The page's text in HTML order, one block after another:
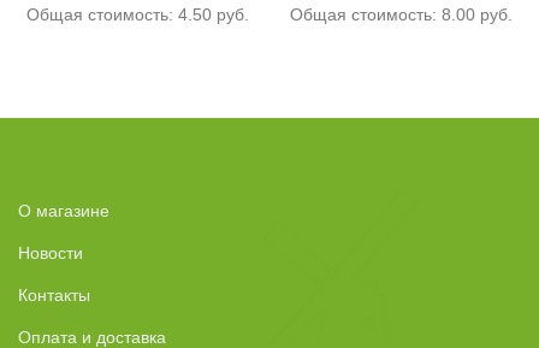
Общая стоимость: 4.50 руб. Общая стоимость: 8.00 руб.
О магазине
Новости
Контакты
Оплата и доставка